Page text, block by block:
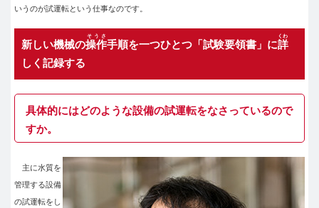
いうのが試運転という仕事なのです。
新しい機械の操作
そうさ
手順を一つひとつ「試験要領書」に詳
くわ
しく記録する
具体的にはどのような設備の試運転をなさっているので
すか。
主に水質を
管理する設備
の試運転をし